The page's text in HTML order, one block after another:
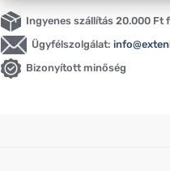
Ingyenes szállítás 20.000 Ft
Ügyfélszolgálat:
Bizonyított minőség